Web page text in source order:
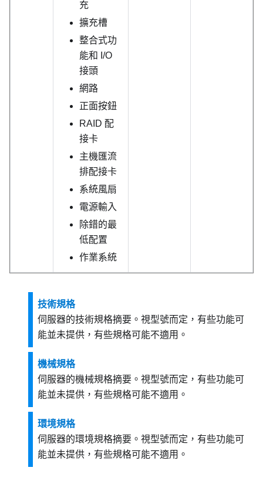
充
擴充槽
整合式功
能和 I/O
接頭
網路
正面按鈕
RAID 配
接卡
主機匯流
排配接卡
系統風扇
電源輸入
除錯的最
低配置
作業系統
技術規格
伺服器的技術規格摘要。視型號而定，有些功能可
能並未提供，有些規格可能不適用。
機械規格
伺服器的機械規格摘要。視型號而定，有些功能可
能並未提供，有些規格可能不適用。
環境規格
伺服器的環境規格摘要。視型號而定，有些功能可
能並未提供，有些規格可能不適用。